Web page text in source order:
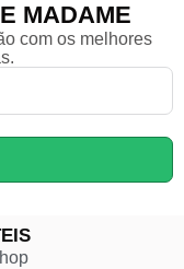
MADAME
com os melhores